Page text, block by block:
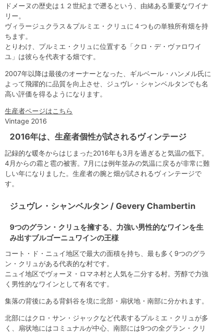
ドメーヌの歴史は１２世紀まで遡るという、由緒ある重要なワイナ
リー。
ヴィラージュクラス＆プルミエ・クリュに４つもの単独所有畑を持
ちます。
とりわけ、プルミエ・クリュに位置する「クロ・デ・ヴァロワイ
ユ」は彼らを代表する畑です。
2007年以降は最後のオーナーとなった、ギルベール・ハンメル氏に
よって飛躍的に品質を向上させ、ジュヴレ・シャンベルタンでも名
高い評価を得るようになります。
生産者ページはこちら
Vintage 2016
2016年は、生産者個性が試されるヴィンテージ
記録的な暖冬からはじまった2016年も3月を過ぎると気温の低下。
4月からの霜と雹の被害。7月には例年並みの気温に戻るが非常に難
しい年になりました。生産者の腕と畑が試されるヴィンテージで
す。
ジュヴレ・シャンベルタン / Gevery Chambertin
9つのグラン・クリュを擁する、力強い男性的なワインを生
み出すブルゴーニュワインの王様
コート・ド・ニュイ地区で最大の面積を持ち、最も多く9つのグラ
ン・クリュがある代表的な村です。
ニュイ地区でヴォーヌ・ロマネ村と人気を二分する村。芳醇で力強
く男性的なワインとして有名です。
集落の背後にある背斜谷を境に北部・扇状地・南部に分かれます。
北部にはクロ・サン・ジャックなど代表するプルミエ・クリュが多
く、扇状地にはコミュナルが中心、南部には9つの全グラン・クリ